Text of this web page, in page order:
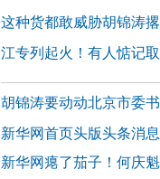
这种货都敢威胁胡锦涛
江专列起火！有人惦记
胡锦涛要动动北京市委
新华网首页头版头条消
新华网瘪了茄子！何庆